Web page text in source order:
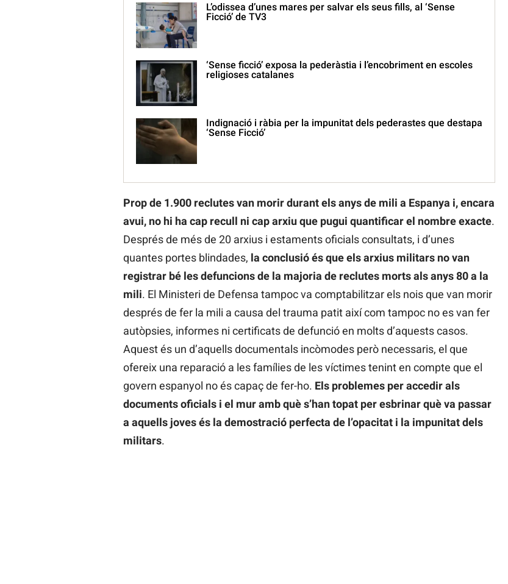
L’odissea d’unes mares per salvar els seus fills, al ‘Sense
Ficció’ de TV3
‘Sense ficció’ exposa la pederàstia i l’encobriment en escoles
religioses catalanes
Indignació i ràbia per la impunitat dels pederastes que destapa
‘Sense Ficció’
Prop de 1.900 reclutes van morir durant els anys de mili a Espanya i, encara
avui, no hi ha cap recull ni cap arxiu que pugui quantificar el nombre exacte.
Després de més de 20 arxius i estaments oficials consultats, i d’unes
quantes portes blindades, la conclusió és que els arxius militars no van
registrar bé les defuncions de la majoria de reclutes morts als anys 80 a la
mili. El Ministeri de Defensa tampoc va comptabilitzar els nois que van morir
després de fer la mili a causa del trauma patit així com tampoc no es van fer
autòpsies, informes ni certificats de defunció en molts d’aquests casos.
Aquest és un d’aquells documentals incòmodes però necessaris, el que
ofereix una reparació a les famílies de les víctimes tenint en compte que el
govern espanyol no és capaç de fer-ho. Els problemes per accedir als
documents oficials i el mur amb què s’han topat per esbrinar què va passar
a aquells joves és la demostració perfecta de l’opacitat i la impunitat dels
militars.